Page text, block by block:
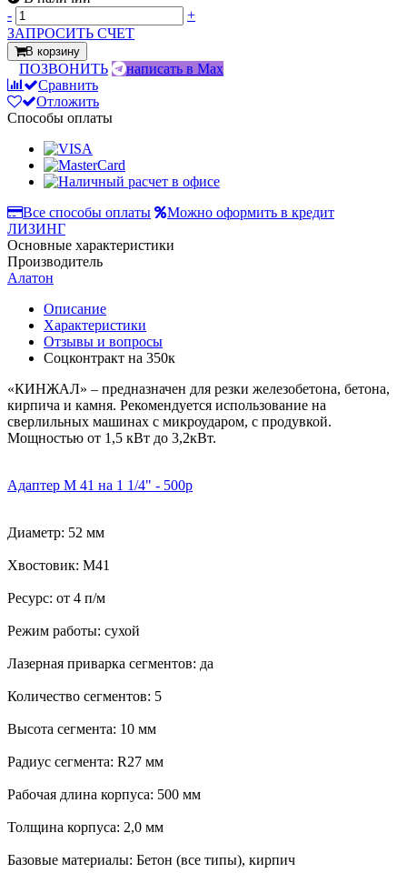
-
+
ЗАПРОСИТЬ СЧЕТ
В корзину
ПОЗВОНИТЬ
написать в Max
Сравнить
Отложить
Способы оплаты
Все способы оплаты
Можно оформить в кредит
ЛИЗИНГ
Основные характеристики
Производитель
Алатон
Описание
Характеристики
Отзывы и вопросы
Соцконтракт на 350к
«КИНЖАЛ» – предназначен для резки железобетона, бетона,
кирпича и камня. Рекомендуется использование на
сверлильных машинах с микроударом, с продувкой.
Мощностью от 1,5 кВт до 3,2кВт.
Адаптер М 41 на 1 1/4" - 500р
Диаметр: 52 мм
Хвостовик: М41
Ресурс: от 4 п/м
Режим работы: сухой
Лазерная приварка сегментов: да
Количество сегментов: 5
Высота сегмента: 10 мм
Радиус сегмента: R27 мм
Рабочая длина корпуса: 500 мм
Толщина корпуса: 2,0 мм
Базовые материалы: Бетон (все типы), кирпич